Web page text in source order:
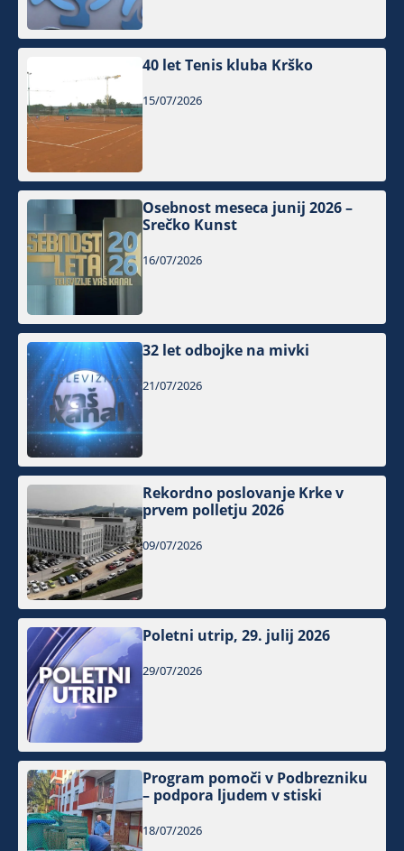
40 let Tenis kluba Krško
15/07/2026
Osebnost meseca junij 2026 –
Srečko Kunst
16/07/2026
32 let odbojke na mivki
21/07/2026
Rekordno poslovanje Krke v
prvem polletju 2026
09/07/2026
Poletni utrip, 29. julij 2026
29/07/2026
Program pomoči v Podbrezniku
– podpora ljudem v stiski
18/07/2026